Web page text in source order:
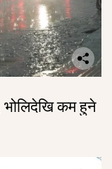
भोलिदेखि कम हुने